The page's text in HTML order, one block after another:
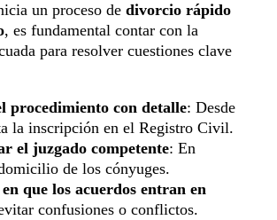
un proceso de divorcio rápido
, es fundamental contar con la
para resolver cuestiones clave
procedimiento con detalle: Desde
la inscripción en el Registro Civil.
el juzgado competente: En
de los cónyuges.
que los acuerdos entran en
confusiones o conflictos.